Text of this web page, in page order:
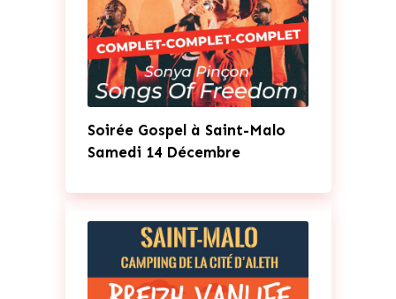
Soirée Gospel à Saint-Malo
Samedi 14 Décembre